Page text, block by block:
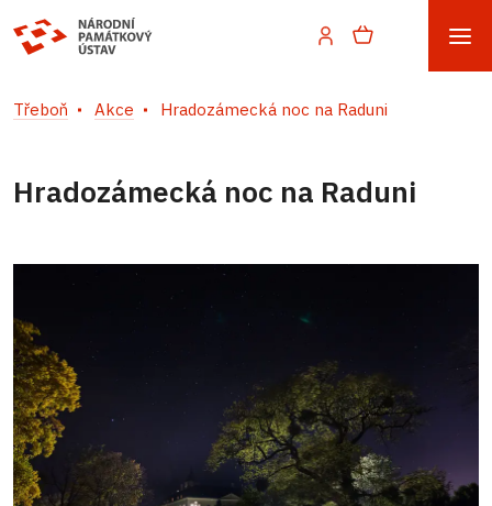
Třeboň Akce Hradozámecká noc na Raduni
Hradozámecká noc na Raduni